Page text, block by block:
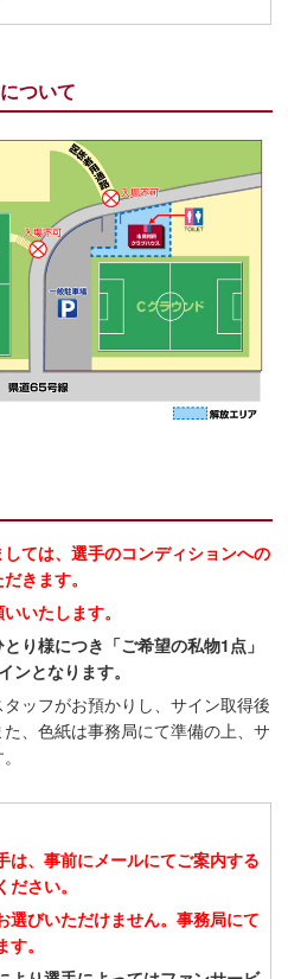
ついて
ては、選手のコンディションへの
きます。
いたします。
り様につき「ご希望の私物1点」
ンとなります。
ッフがお預かりし、サイン取得後
、色紙は事務局にて準備の上、サ
は、事前にメールにてご案内する
さい。
選びいただけません。事務局にて
。